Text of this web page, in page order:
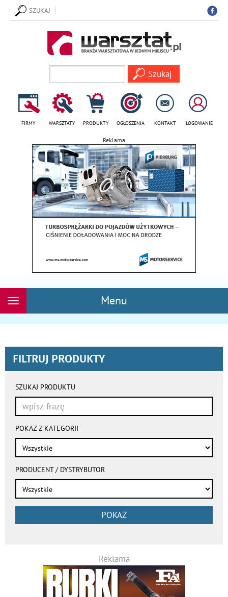
SZUKAJ
FIRMY WARSZTATY PRODUKTY OGŁOSZENIA KONTAKT LOGOWANIE
Reklama
Menu
Rozwiń
FILTRUJ PRODUKTY
wyszukiwania
automatycznie
SZUKAJ PRODUKTU
POKAŻ Z KATEGORII
PRODUCENT / DYSTRYBUTOR
POKAŻ
Reklama